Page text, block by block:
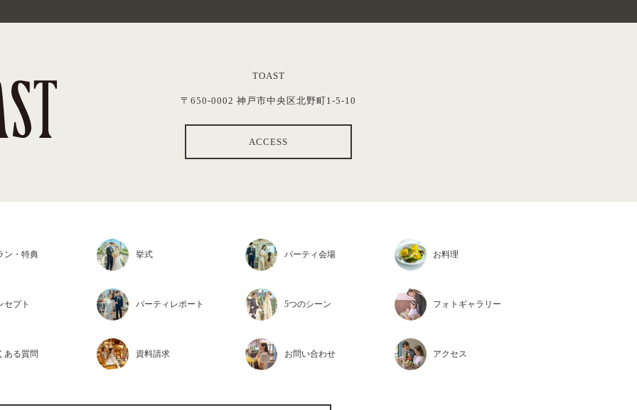
TOAST
〒650-0002 神戸市中央区北野町1-5-10
ACCESS
ン・特典 挙式 パーティ会場 お料理
セプト パーティ レポート 5つのシーン フォト ギャラリー
ある質問 資料請求 お問い合わせ アクセス